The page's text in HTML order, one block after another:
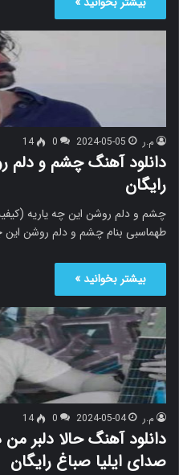
م.ر 2024-05-05
0
14
دانلود آهنگ چشم و دلم
رایگان
چشم و دلم روشن این چه یاریه
طهماسبی بنام چشم و دلم روشن
بیشتر بخوانید »
م.ر 2024-05-04
0
14
دانلود آهنگ حالا دلبر
صدای ایلیا صباغ رایگان